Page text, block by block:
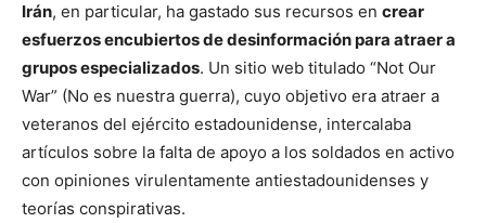
Irán, en particular, ha gastado sus recursos en crear
esfuerzos encubiertos de desinformación para atraer a
grupos especializados. Un sitio web titulado “Not Our
War” (No es nuestra guerra), cuyo objetivo era atraer a
veteranos del ejército estadounidense, intercalaba
artículos sobre la falta de apoyo a los soldados en activo
con opiniones virulentamente antiestadounidenses y
teorías conspirativas.